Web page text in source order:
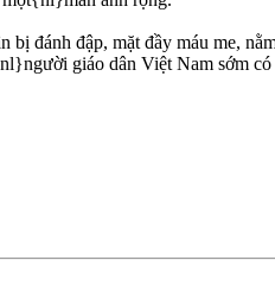
đánh đập, mặt đầy máu me,
giáo dân Việt Nam sớm